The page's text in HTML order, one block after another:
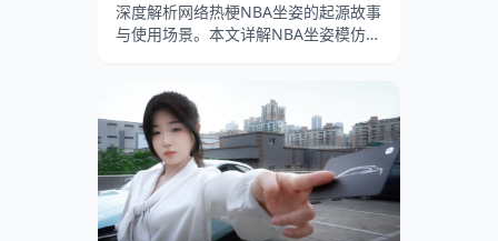
深度解析网络热梗NBA坐姿的起源故事
与使用场景。本文详解NBA坐姿模仿挑
扩张坐姿的文化讨论。